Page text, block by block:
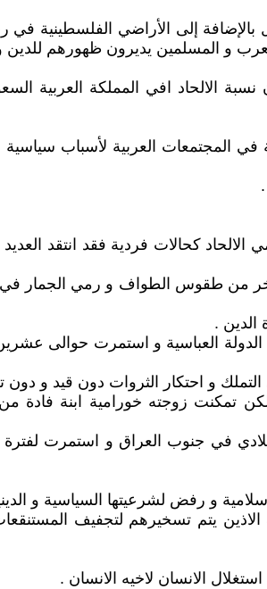
و المسلمين يديرون ظهورهم للدين
المجتمعات العربية لأسباب سياسية
كحالات فردية فقد انتقد
من طقوس الطواف و رمي الجمار في
الدين .
الثورات ثورة بابك الخرّمي التي اندلعت سنة (816) ضد
و احتكار الثروات دون قيد و
زوجته خورامية ابنة فادة من
في جنوب العراق و استمرت لفترة
و رفض لشرعيتها السياسية و
يتم تسخيرهم لتجفيف
الانسان لاخيه الانسان .